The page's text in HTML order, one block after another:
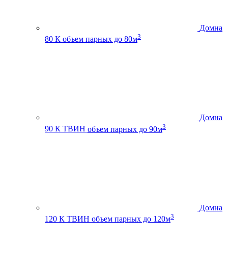
Домна
80 К объем парных до 80м3
Домна
90 К ТВИН объем парных до 90м3
Домна
120 К ТВИН объем парных до 120м3